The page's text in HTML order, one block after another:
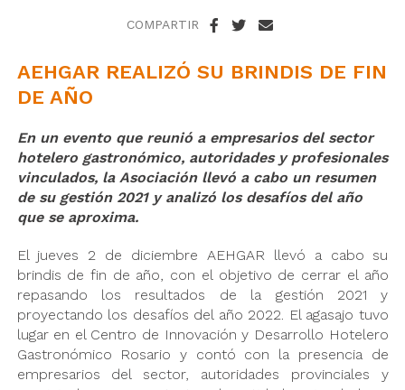
COMPARTIR
AEHGAR REALIZÓ SU BRINDIS DE FIN
DE AÑO
En un evento que reunió a empresarios del sector
hotelero gastronómico, autoridades y profesionales
vinculados, la Asociación llevó a cabo un resumen
de su gestión 2021 y analizó los desafíos del año
que se aproxima.
El jueves 2 de diciembre AEHGAR llevó a cabo su
brindis de fin de año, con el objetivo de cerrar el año
repasando los resultados de la gestión 2021 y
proyectando los desafíos del año 2022. El agasajo tuvo
lugar en el Centro de Innovación y Desarrollo Hotelero
Gastronómico Rosario y contó con la presencia de
empresarios del sector, autoridades provinciales y